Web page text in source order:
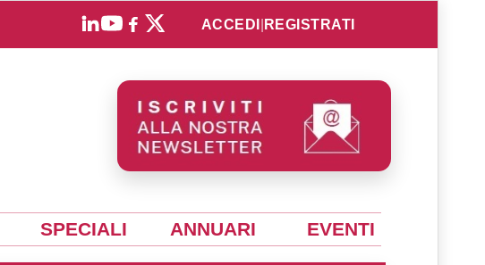
ACCEDI REGISTRATI
SPECIALI ANNUARI EVENTI